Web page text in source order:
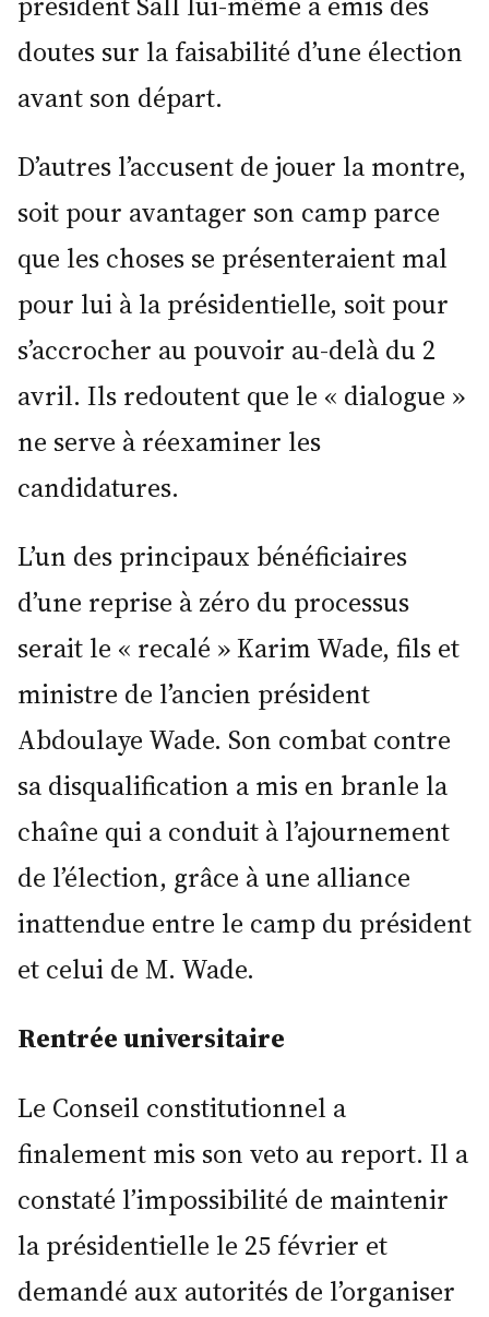
doutes sur la faisabilité d’une élection
avant son départ.
D’autres l’accusent de jouer la montre,
soit pour avantager son camp parce
que les choses se présenteraient mal
pour lui à la présidentielle, soit pour
s’accrocher au pouvoir au-delà du 2
avril. Ils redoutent que le « dialogue »
ne serve à réexaminer les
candidatures.
L’un des principaux bénéficiaires
d’une reprise à zéro du processus
serait le « recalé » Karim Wade, fils et
ministre de l’ancien président
Abdoulaye Wade. Son combat contre
sa disqualification a mis en branle la
chaîne qui a conduit à l’ajournement
de l’élection, grâce à une alliance
inattendue entre le camp du président
et celui de M. Wade.
Rentrée universitaire
Le Conseil constitutionnel a
finalement mis son veto au report. Il a
constaté l’impossibilité de maintenir
la présidentielle le 25 février et
demandé aux autorités de l’organiser